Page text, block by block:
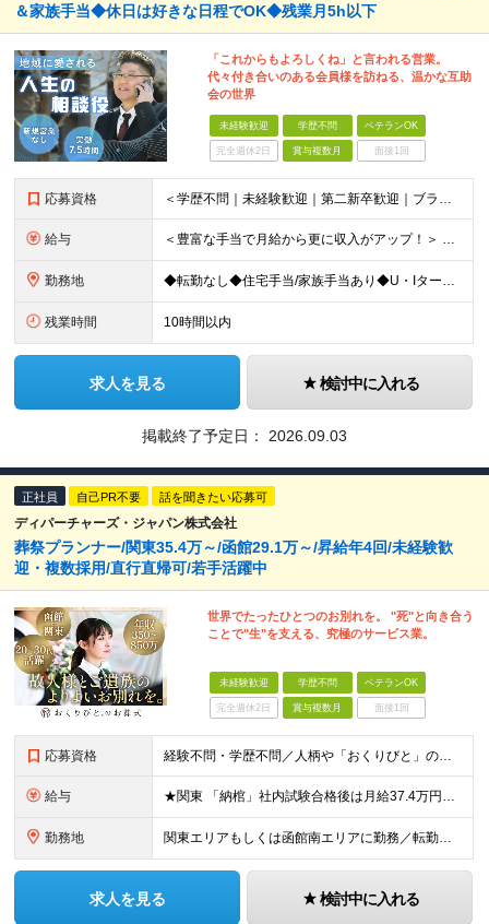
＆家族手当◆休日は好きな日程でOK◆残業月5h以下
「これからもよろしくね」と言われる営業。
代々付き合いのある会員様を訪ねる、温かな互助
会の世界
未経験歓迎 学歴不問 ベテランOK
完全週休2日 賞与複数月 面接1回
応募資格 ＜学歴不問｜未経験歓迎｜第二新卒歓迎｜ブランクのある方もOK＞ 普通自動車運転免許（AT限定可）をお持ちの方 ※運転は多くありません 【こんな方も歓迎します】 ◆数字追求よりも信頼関係構築を大切に
給与 ＜豊富な手当で月給から更に収入がアップ！＞ ■家族手当（配偶者 月1万円/子一人 月5000円） ■住宅手当（月1万円～2万円） ■役職手当 ■交通費全額支給 ■時間外手当 月給22万円～32万円＋
勤務地 ◆転勤なし◆住宅手当/家族手当あり◆U・Iターン歓迎 ＜本社＞ 埼玉県新座市東北2-27-3 ※(変更の範囲)上記を除く当社関連勤務地
残業時間 10時間以内
求人を見る 検討中に入れる
掲載終了予定日： 2026.09.03
正社員 自己PR不要 話を聞きたい応募可
ディパーチャーズ・ジャパン株式会社
葬祭プランナー/関東35.4万～/函館29.1万～/昇給年4回/未経験歓
迎・複数採用/直行直帰可/若手活躍中
世界でたったひとつのお別れを。 "死"と向き合う
ことで"生"を支える、究極のサービス業。
未経験歓迎 学歴不問 ベテランOK
完全週休2日 賞与複数月 面接1回
応募資格 経験不問・学歴不問／人柄や「おくりびと」の仕事への興味を重視します！ ■普通自動車免許をお持ちの方（AT限定可） ※現場間の移動等で運転の頻度が高いため、運転に抵抗のない方を想定しています 《以下
給与 ★関東 「納棺」社内試験合格後は月給37.4万円以上可能 月給35万4327円～65万674円（住宅手当2万円、固定残業代40時間分／月7万9327円～含む）+各種手当+賞与年2回 ※固定残業時間
勤務地 関東エリアもしくは函館南エリアに勤務／転勤なし ＜関東エリア＞ 配属先拠点を中心に一都三県にてお仕事をしていただきます。 ご希望を伺ったうえで、募集状況に応じていずれかの勤務地に配属となります。
求人を見る 検討中に入れる